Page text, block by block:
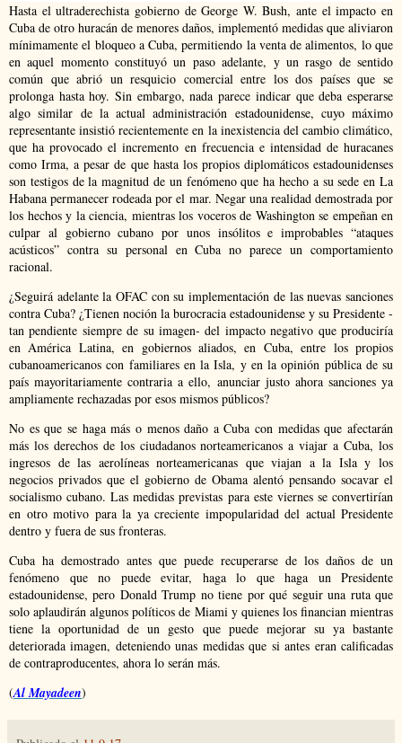
Hasta el ultraderechista gobierno de George W. Bush, ante el impacto en
Cuba de otro huracán de menores daños, implementó medidas que aliviaron
mínimamente el bloqueo a Cuba, permitiendo la venta de alimentos, lo que
en aquel momento constituyó un paso adelante, y un rasgo de sentido
común que abrió un resquicio comercial entre los dos países que se
prolonga hasta hoy. Sin embargo, nada parece indicar que deba esperarse
algo similar de la actual administración estadounidense, cuyo máximo
representante insistió recientemente en la inexistencia del cambio climático,
que ha provocado el incremento en frecuencia e intensidad de huracanes
como Irma, a pesar de que hasta los propios diplomáticos estadounidenses
son testigos de la magnitud de un fenómeno que ha hecho a su sede en La
Habana permanecer rodeada por el mar. Negar una realidad demostrada por
los hechos y la ciencia, mientras los voceros de Washington se empeñan en
culpar al gobierno cubano por unos insólitos e improbables “ataques
acústicos” contra su personal en Cuba no parece un comportamiento
racional.
¿Seguirá adelante la OFAC con su implementación de las nuevas sanciones
contra Cuba? ¿Tienen noción la burocracia estadounidense y su Presidente -
tan pendiente siempre de su imagen- del impacto negativo que produciría
en América Latina, en gobiernos aliados, en Cuba, entre los propios
cubanoamericanos con familiares en la Isla, y en la opinión pública de su
país mayoritariamente contraria a ello, anunciar justo ahora sanciones ya
ampliamente rechazadas por esos mismos públicos?
No es que se haga más o menos daño a Cuba con medidas que afectarán
más los derechos de los ciudadanos norteamericanos a viajar a Cuba, los
ingresos de las aerolíneas norteamericanas que viajan a la Isla y los
negocios privados que el gobierno de Obama alentó pensando socavar el
socialismo cubano. Las medidas previstas para este viernes se convertirían
en otro motivo para la ya creciente impopularidad del actual Presidente
dentro y fuera de sus fronteras.
Cuba ha demostrado antes que puede recuperarse de los daños de un
fenómeno que no puede evitar, haga lo que haga un Presidente
estadounidense, pero Donald Trump no tiene por qué seguir una ruta que
solo aplaudirán algunos políticos de Miami y quienes los financian mientras
tiene la oportunidad de un gesto que puede mejorar su ya bastante
deteriorada imagen, deteniendo unas medidas que si antes eran calificadas
de contraproducentes, ahora lo serán más.
(Al Mayadeen)